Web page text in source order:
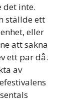
det inte.
ställde ett
eller
att sakna
ett par då.
av